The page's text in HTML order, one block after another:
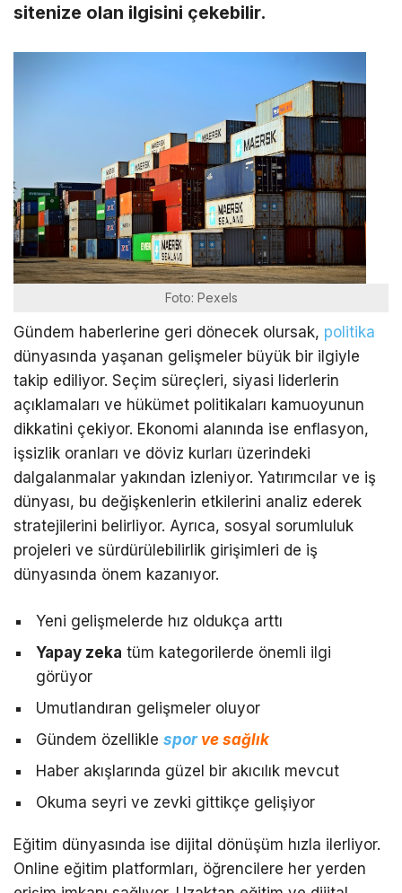
sitenize olan ilgisini çekebilir.
Foto: Pexels
Gündem haberlerine geri dönecek olursak, politika
dünyasında yaşanan gelişmeler büyük bir ilgiyle
takip ediliyor. Seçim süreçleri, siyasi liderlerin
açıklamaları ve hükümet politikaları kamuoyunun
dikkatini çekiyor. Ekonomi alanında ise enflasyon,
işsizlik oranları ve döviz kurları üzerindeki
dalgalanmalar yakından izleniyor. Yatırımcılar ve iş
dünyası, bu değişkenlerin etkilerini analiz ederek
stratejilerini belirliyor. Ayrıca, sosyal sorumluluk
projeleri ve sürdürülebilirlik girişimleri de iş
dünyasında önem kazanıyor.
Yeni gelişmelerde hız oldukça arttı
Yapay zeka tüm kategorilerde önemli ilgi
görüyor
Umutlandıran gelişmeler oluyor
Gündem özellikle sporve sağlık
Haber akışlarında güzel bir akıcılık mevcut
Okuma seyri ve zevki gittikçe gelişiyor
Eğitim dünyasında ise dijital dönüşüm hızla ilerliyor.
Online eğitim platformları, öğrencilere her yerden